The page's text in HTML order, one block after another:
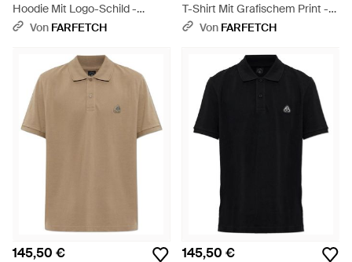
Hoodie Mit Logo-Schild -
Schwarz
Von FARFETCH
T-Shirt Mit Grafischem Print -
BlauVon FARFETCH
145,50 € 145,50 €